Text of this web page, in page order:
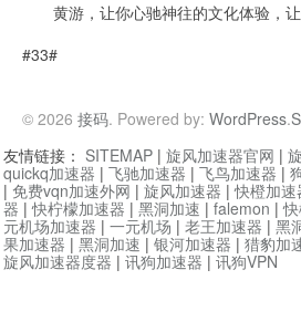
黄游，让你心驰神往的文化体验，让
#33#
© 2026 接码. Powered by: WordPress.
友情链接： SITEMAP | 旋风加速器官网 |
quickq加速器 | 飞驰加速器 | 飞鸟加速器 |
| 免费vqn加速外网 | 旋风加速器 |快橙加速
器 |快柠檬加速器 | 黑洞加速 | falemon |
元机场加速器 | 一元机场 | 老王加速器 | 黑
果加速器 | 黑洞加速 | 银河加速器 | 猎豹加
旋风加速器度器 | 讯狗加速器 | 讯狗VPN